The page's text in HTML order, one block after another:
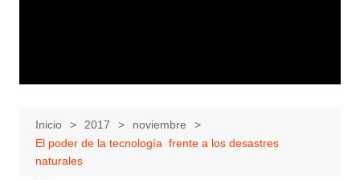
Inicio 2017
noviembre
El poder de la tecnología frente a los desastres
naturales